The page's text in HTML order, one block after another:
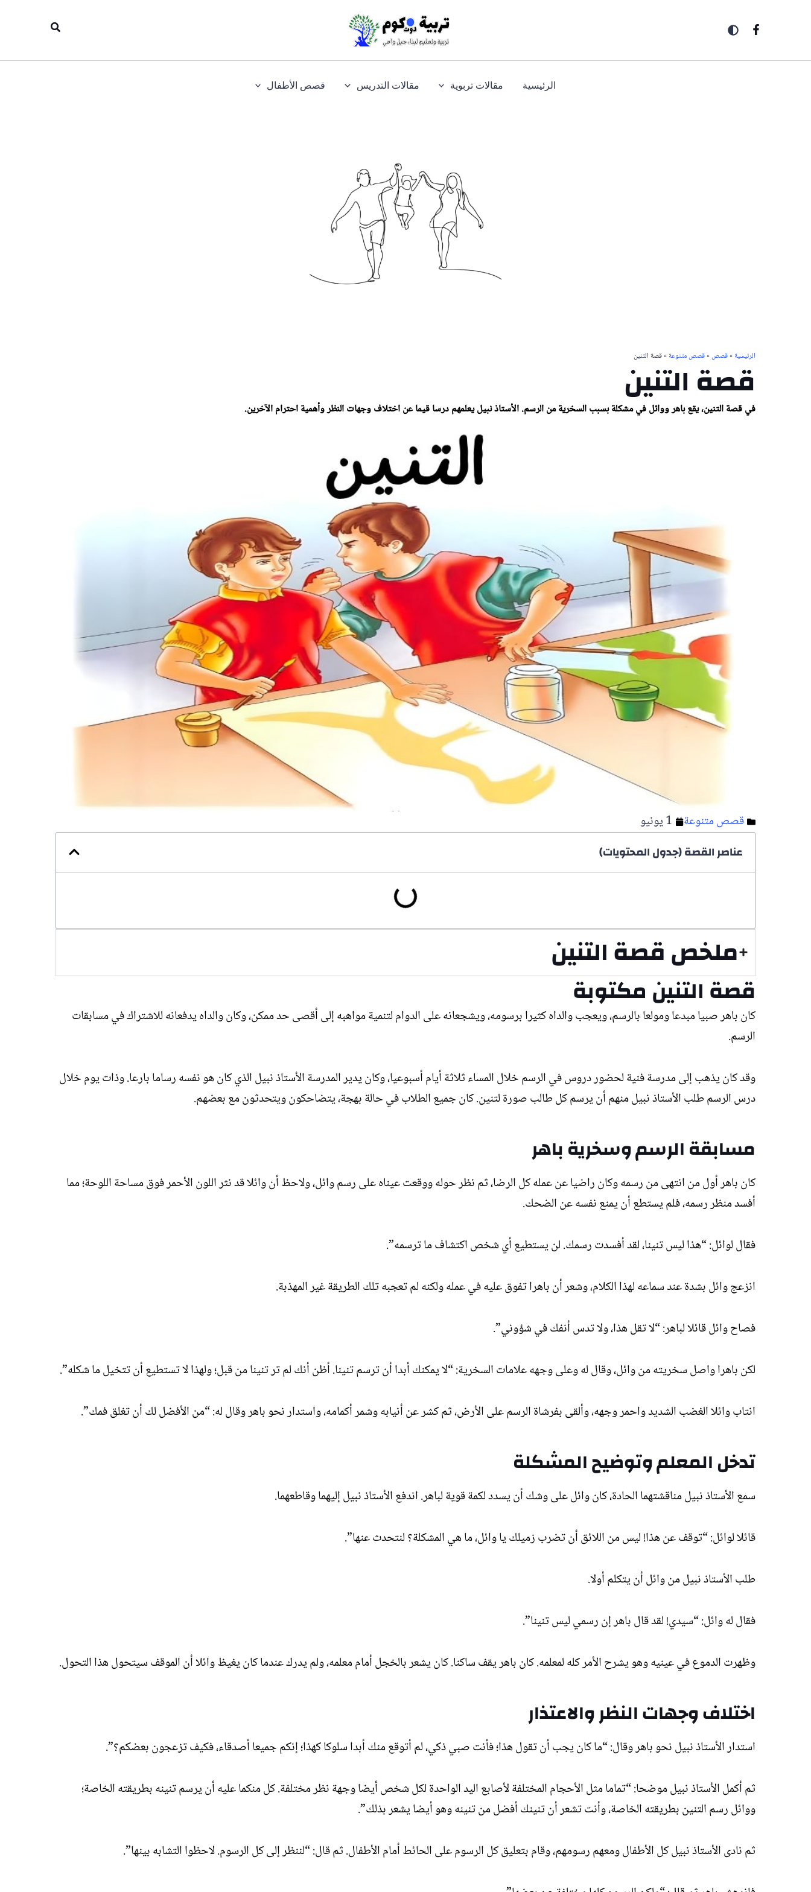
الرئيسية مقالات تربوية مقالات التدريس قصص الأطفال
الرئيسية»قصص»قصص متنوعة» قصة التنين
قصة التنين
في قصة التنين، يقع باهر ووائل في مشكلة بسبب السخرية من الرسم. الأستاذ نبيل يعلمهم درسا قيما عن اختلاف وجهات النظر وأهمية احترام الآخرين.
قصص متنوعة 1 يونيو
عناصر القصة (جدول المحتويات)
ملخص قصة التنين
قصة التنين مكتوبة
كان باهر صبيا مبدعا ومولعا بالرسم، ويعجب والداه كثيرا برسومه، ويشجعانه على الدوام لتنمية مواهبه إلى أقصى حد ممكن، وكان والداه يدفعانه للاشتراك في مسابقات
الرسم.
وقد كان يذهب إلى مدرسة فنية لحضور دروس في الرسم خلال المساء ثلاثة أيام أسبوعيا، وكان يدير المدرسة الأستاذ نبيل الذي كان هو نفسه رساما بارعا. وذات يوم خلال
درس الرسم طلب الأستاذ نبيل منهم أن يرسم كل طالب صورة لتنين. كان جميع الطلاب في حالة بهجة، يتضاحكون ويتحدثون مع بعضهم.
مسابقة الرسم وسخرية باهر
كان باهر أول من انتهى من رسمه وكان راضيا عن عمله كل الرضا، ثم نظر حوله ووقعت عيناه على رسم وائل، ولاحظ أن وائلا قد نثر اللون الأحمر فوق مساحة اللوحة؛ مما
أفسد منظر رسمه، فلم يستطع أن يمنع نفسه عن الضحك.
فقال لوائل: “هذا ليس تنينا، لقد أفسدت رسمك. لن يستطيع أي شخص اكتشاف ما ترسمه”.
انزعج وائل بشدة عند سماعه لهذا الكلام، وشعر أن باهرا تفوق عليه في عمله ولكنه لم تعجبه تلك الطريقة غير المهذبة.
فصاح وائل قائلا لباهر: “لا تقل هذا، ولا تدس أنفك في شؤوني”.
لكن باهرا واصل سخريته من وائل، وقال له وعلى وجهه علامات السخرية: “لا يمكنك أبدا أن ترسم تنينا. أظن أنك لم تر تنينا من قبل؛ ولهذا لا تستطيع أن تتخيل ما شكله”.
انتاب وائلا الغضب الشديد واحمر وجهه، وألقى بفرشاة الرسم على الأرض، ثم كشر عن أنيابه وشمر أكمامه، واستدار نحو باهر وقال له: “من الأفضل لك أن تغلق فمك”.
تدخل المعلم وتوضيح المشكلة
سمع الأستاذ نبيل مناقشتهما الحادة، كان وائل على وشك أن يسدد لكمة قوية لباهر. اندفع الأستاذ نبيل إليهما وقاطعهما.
قائلا لوائل: “توقف عن هذا! ليس من اللائق أن تضرب زميلك يا وائل، ما هي المشكلة؟ لنتحدث عنها”.
طلب الأستاذ نبيل من وائل أن يتكلم أولا.
فقال له وائل: “سيدي! لقد قال باهر إن رسمي ليس تنينا”.
وظهرت الدموع في عينيه وهو يشرح الأمر كله لمعلمه. كان باهر يقف ساكنا. كان يشعر بالخجل أمام معلمه، ولم يدرك عندما كان يغيظ وائلا أن الموقف سيتحول هذا التحول.
اختلاف وجهات النظر والاعتذار
استدار الأستاذ نبيل نحو باهر وقال: “ما كان يجب أن تقول هذا؛ فأنت صبي ذكي، لم أتوقع منك أبدا سلوكا كهذا؛ إنكم جميعا أصدقاء، فكيف تزعجون بعضكم؟”.
ثم أكمل الأستاذ نبيل موضحا: “تماما مثل الأحجام المختلفة لأصابع اليد الواحدة لكل شخص أيضا وجهة نظر مختلفة. كل منكما عليه أن يرسم تنينه بطريقته الخاصة؛
ووائل رسم التنين بطريقته الخاصة، وأنت تشعر أن تنينك أفضل من تنينه وهو أيضا يشعر بذلك”.
ثم نادى الأستاذ نبيل كل الأطفال ومعهم رسومهم، وقام بتعليق كل الرسوم على الحائط أمام الأطفال. ثم قال: “لننظر إلى كل الرسوم. لاحظوا التشابه بينها”.